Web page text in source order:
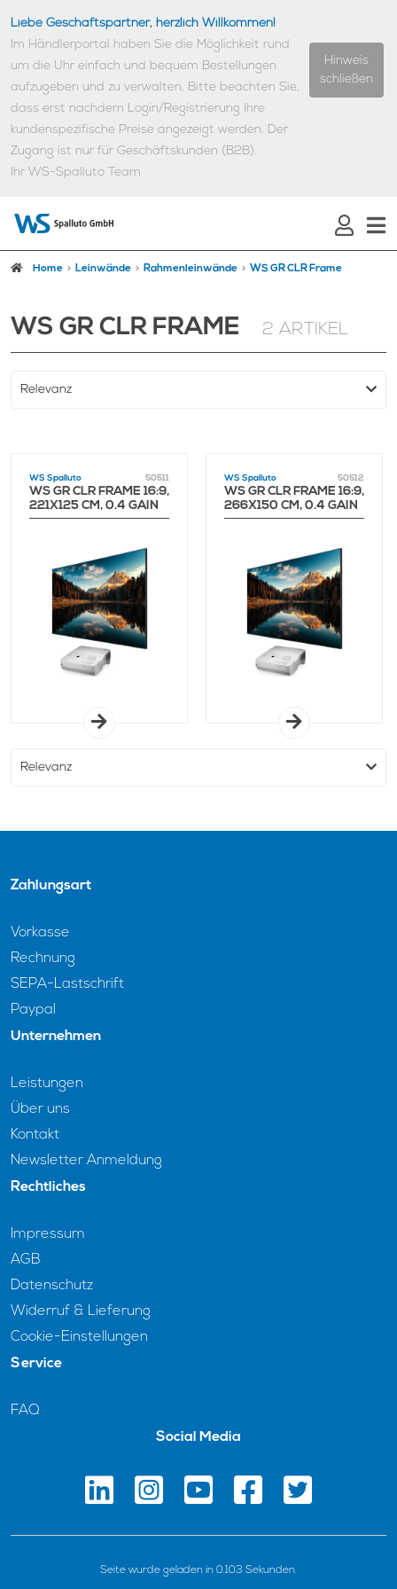
Liebe Geschäftspartner, herzlich Willkommen!
Im Händlerportal haben Sie die Möglichkeit rund
um die Uhr einfach und bequem Bestellungen
aufzugeben und zu verwalten. Bitte beachten Sie,
dass erst nachdem Login/Registrierung Ihre
kundenspezifische Preise angezeigt werden. Der
Zugang ist nur für Geschäftskunden (B2B).
Ihr WS-Spalluto Team
Hinweis
schließen
Home Leinwände Rahmenleinwände WS GR CLR Frame
WS GR CLR FRAME 2 ARTIKEL
WS Spalluto 50511
WS GR CLR FRAME 16:9,
221X125 CM, 0.4 GAIN
(100")
WS Spalluto 50512
WS GR CLR FRAME 16:9,
266X150 CM, 0.4 GAIN
(120")
Zahlungsart
Vorkasse
Rechnung
SEPA-Lastschrift
Paypal
Unternehmen
Leistungen
Über uns
Kontakt
Newsletter Anmeldung
Rechtliches
Impressum
AGB
Datenschutz
Widerruf & Lieferung
Cookie-Einstellungen
Service
FAQ
Social Media
Seite wurde geladen in 0.103 Sekunden.